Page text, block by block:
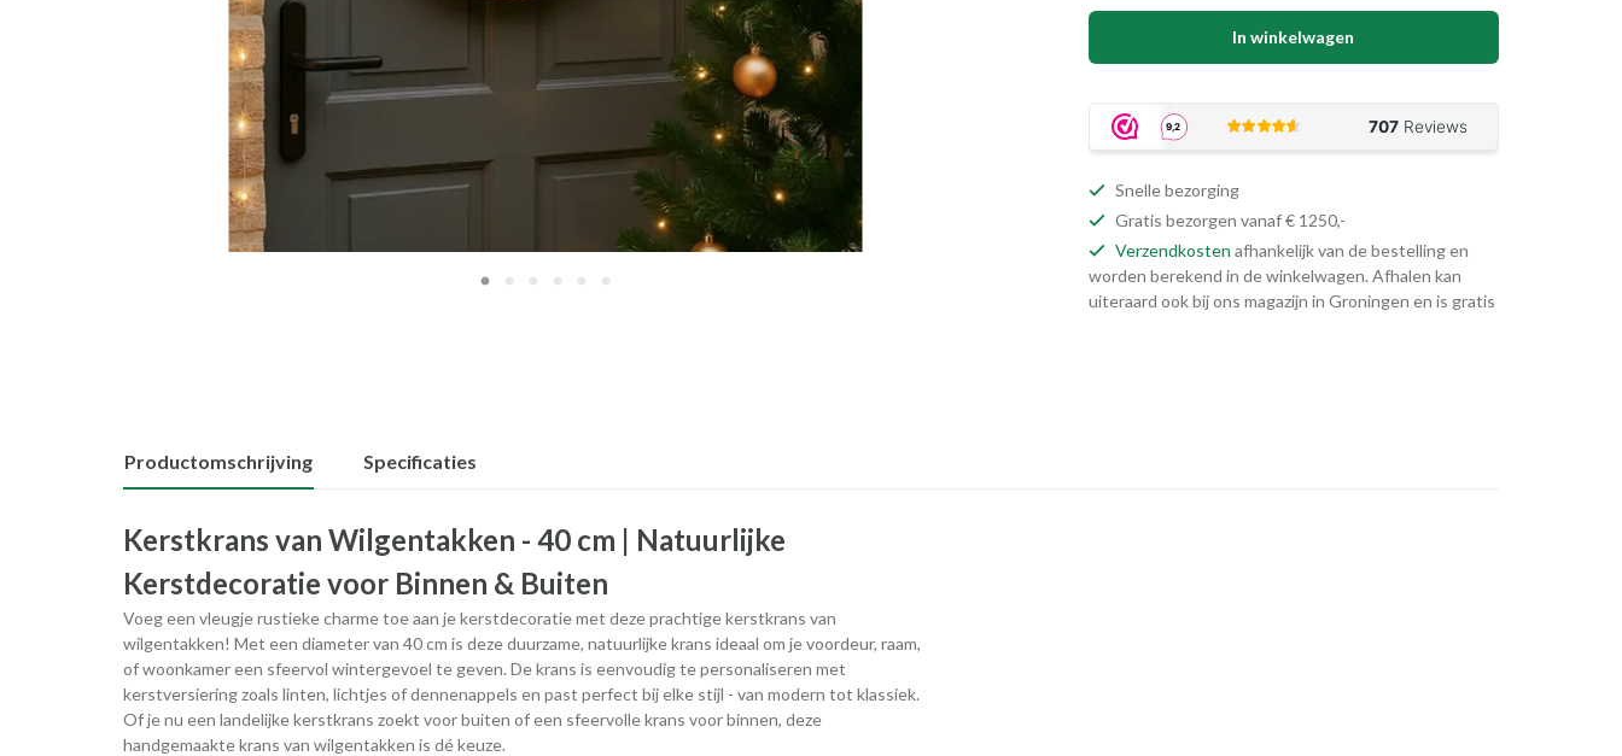
In winkelwagen
Snelle bezorging
Gratis bezorgen vanaf € 1250,-
Verzendkosten afhankelijk van de bestelling en
worden berekend in de winkelwagen. Afhalen kan
uiteraard ook bij ons magazijn in Groningen en is gratis
Productomschrijving Specificaties
Kerstkrans van Wilgentakken - 40 cm | Natuurlijke
Kerstdecoratie voor Binnen & Buiten
Voeg een vleugje rustieke charme toe aan je kerstdecoratie met deze prachtige kerstkrans van
wilgentakken! Met een diameter van 40 cm is deze duurzame, natuurlijke krans ideaal om je voordeur, raam,
of woonkamer een sfeervol wintergevoel te geven. De krans is eenvoudig te personaliseren met
kerstversiering zoals linten, lichtjes of dennenappels en past perfect bij elke stijl - van modern tot klassiek.
Of je nu een landelijke kerstkrans zoekt voor buiten of een sfeervolle krans voor binnen, deze
handgemaakte krans van wilgentakken is dé keuze.